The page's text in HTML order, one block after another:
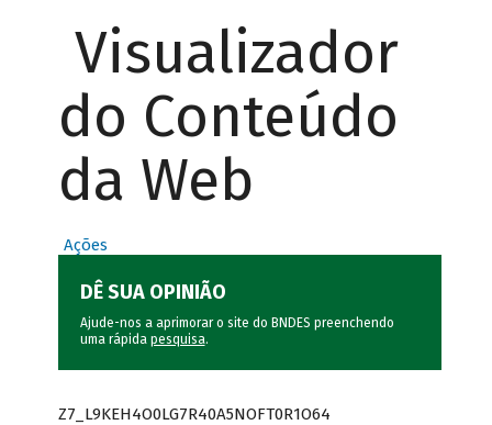
Visualizador
do Conteúdo
da Web
Ações
DÊ SUA OPINIÃO
Ajude-nos a aprimorar o site do BNDES preenchendo
uma rápida pesquisa.
Z7_L9KEH4O0LG7R40A5NOFT0R1O64